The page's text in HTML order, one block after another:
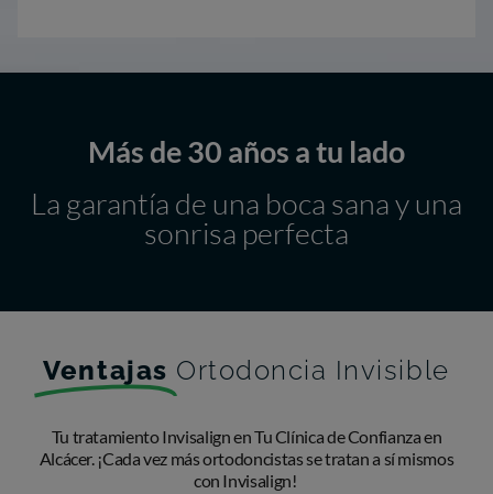
Más de 30 años a tu lado
La garantía de una boca sana y una
sonrisa perfecta
Ventajas Ortodoncia Invisible
Tu tratamiento Invisalign en Tu Clínica de Confianza en
Alcácer. ¡Cada vez más ortodoncistas se tratan a sí mismos
con Invisalign!